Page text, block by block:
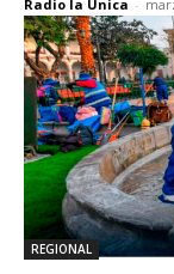
Radio la Única -
REGIONAL